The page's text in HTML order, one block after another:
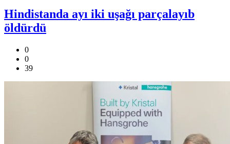
Hindistanda ayı iki uşağı parçalayıb
öldürdü
0
0
39